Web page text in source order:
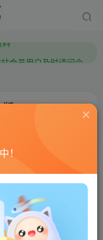
本站已开启QQ微信快速登录 ,拥有本站会员用户及时请问个人中心绑定！
版
！